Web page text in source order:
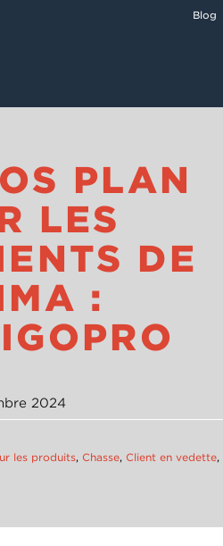
Blog
PLAN
LES
DE
:
2024
les produits, Chasse, Client en vedette,